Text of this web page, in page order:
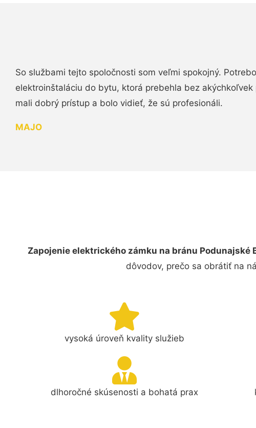
So službami tejto spoločnosti som veľmi spokojný.
elektroinštaláciu do bytu, ktorá prebehla bez akýchkoľvek
mali dobrý prístup a bolo vidieť, že sú profesionáli.
MAJO
Zapojenie elektrického zámku na bránu Podunajské
dôvodov, prečo sa obrátiť na
vysoká úroveň kvality služieb
dlhoročné skúsenosti a bohatá prax